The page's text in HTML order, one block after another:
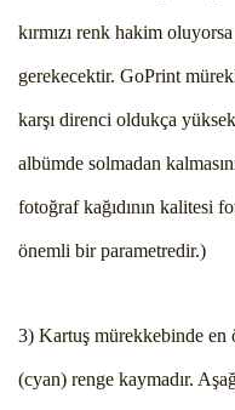
kırmızı renk hakim
gerekecektir. GoPrint
karşı direnci oldukça
albümde solmadan
fotoğraf kağıdının kalitesi
önemli bir parametredir.)
3) Kartuş mürekkebinde en
(cyan) renge kaymadır.